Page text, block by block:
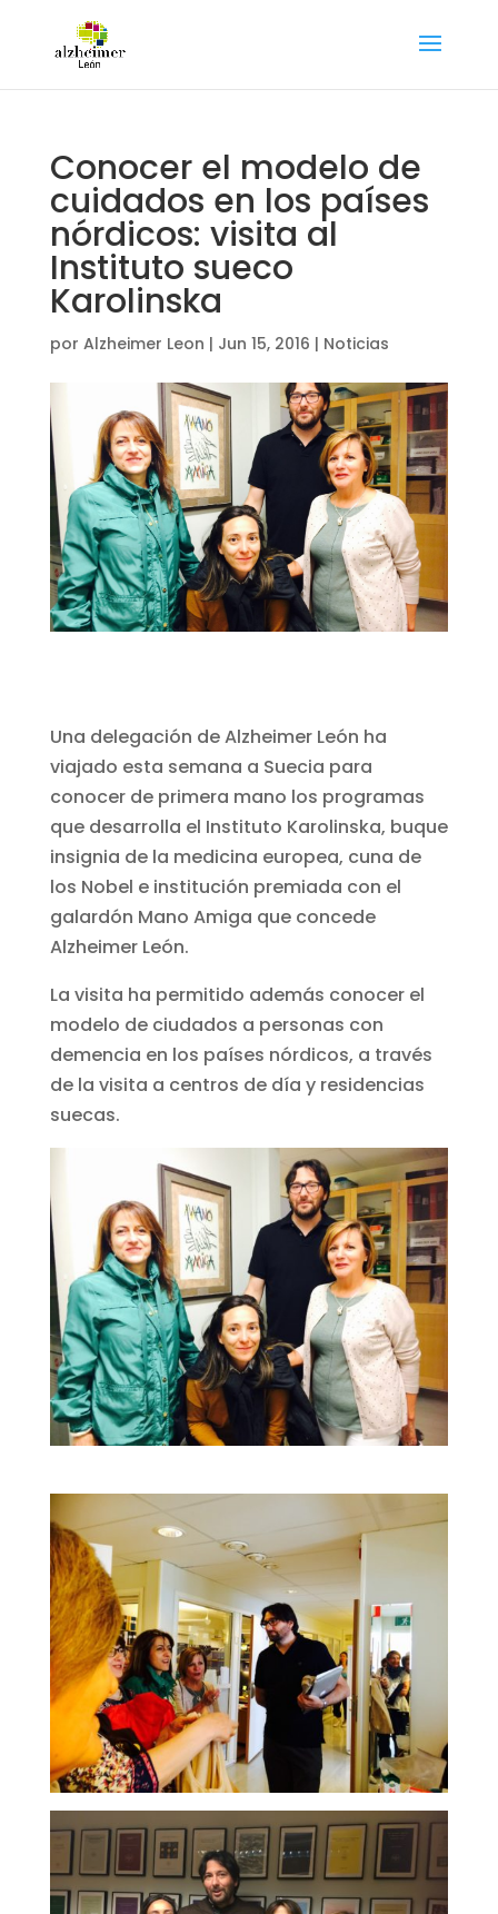
Conocer el modelo de
cuidados en los países
nórdicos: visita al
Instituto sueco
Karolinska
por Alzheimer Leon | Jun 15, 2016 | Noticias
Una delegación de Alzheimer León ha
viajado esta semana a Suecia para
conocer de primera mano los programas
que desarrolla el Instituto Karolinska, buque
insignia de la medicina europea, cuna de
los Nobel e institución premiada con el
galardón Mano Amiga que concede
Alzheimer León.
La visita ha permitido además conocer el
modelo de ciudados a personas con
demencia en los países nórdicos, a través
de la visita a centros de día y residencias
suecas.